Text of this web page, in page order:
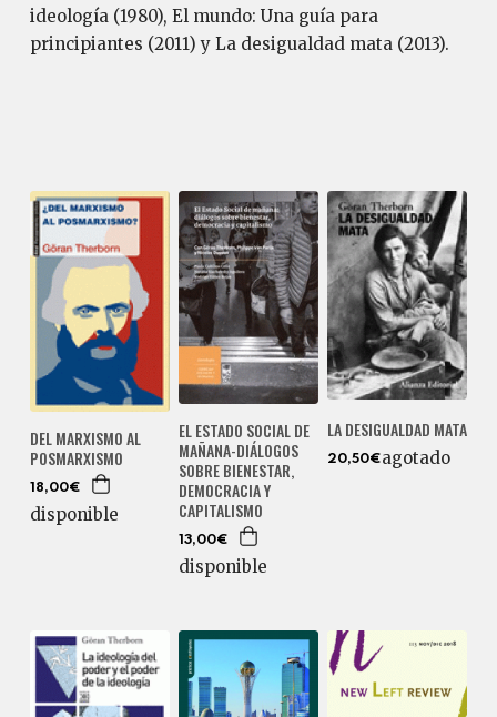
ideología (1980), El mundo: Una guía para
principiantes (2011) y La desigualdad mata (2013).
DEL MARXISMO AL
POSMARXISMO
18,00€
disponible
EL ESTADO SOCIAL DE
MAÑANA-DIÁLOGOS
SOBRE BIENESTAR,
DEMOCRACIA Y
CAPITALISMO
13,00€
disponible
LA DESIGUALDAD MATA
20,50€agotado